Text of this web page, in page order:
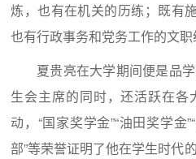
炼，也有在机关的历练；既有
也有行政事务和党务工作的文职
夏贵亮在大学期间便是品
生会主席的同时，还活跃在
动，“国家奖学金”“油田奖学金
部”等荣誉证明了他在学生时代